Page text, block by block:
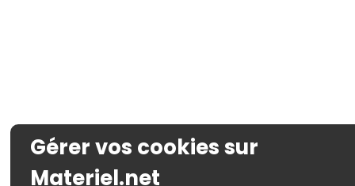
Gérer vos cookies sur
Materiel.net